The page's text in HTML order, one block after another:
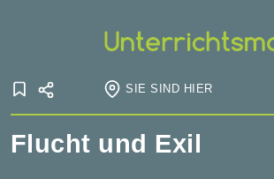
SIE SIND HIER
Startseite Für den Unterricht
Flucht und Exil